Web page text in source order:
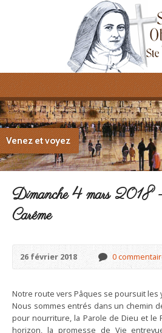
Venez et voyez
Dimanche 4 mars 2018
Carême
26 février 2018 0
Notre route vers Pâques se poursuit les
Nous sommes entrés dans un chemin
pour nourriture, la Parole de Dieu et le
horizon, la promesse de Vie